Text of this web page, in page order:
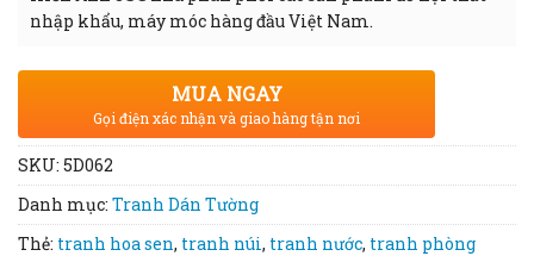
nhập khẩu, máy móc hàng đầu Việt Nam.
MUA NGAY
Gọi điện xác nhận và giao hàng tận nơi
SKU: 5D062
Danh mục: Tranh Dán Tường
Thẻ: tranh hoa sen, tranh núi, tranh nước, tranh phòng